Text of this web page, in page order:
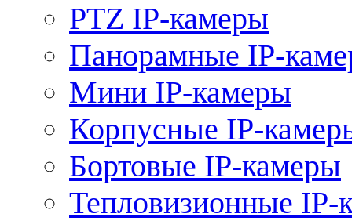
PTZ IP-камеры
Панорамные IP-
Мини IP-камеры
Корпусные IP-
Бортовые IP-камеры
Тепловизионные IP-